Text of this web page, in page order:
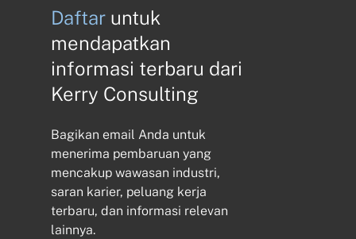
Daftar untuk
mendapatkan
informasi terbaru dari
Kerry Consulting
Bagikan email Anda untuk
menerima pembaruan yang
mencakup wawasan industri,
saran karier, peluang kerja
terbaru, dan informasi relevan
lainnya.